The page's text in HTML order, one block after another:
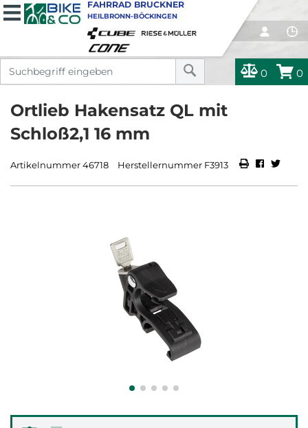
0 0
FAHRRAD BRUCKNER
HEILBRONN-BÖCKINGEN
Ortlieb Hakensatz QL mit
Schloß2,1 16 mm
Artikelnummer 46718 Herstellernummer F3913